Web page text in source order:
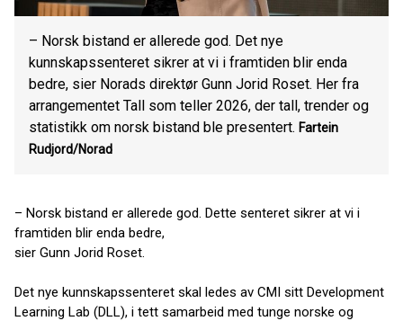
– Norsk bistand er allerede god. Det nye
kunnskapssenteret sikrer at vi i framtiden blir enda
bedre, sier Norads direktør Gunn Jorid Roset. Her fra
arrangementet Tall som teller 2026, der tall, trender og
statistikk om norsk bistand ble presentert. Fartein
Rudjord/Norad
– Norsk bistand er allerede god. Dette senteret sikrer at vi i
framtiden blir enda bedre,
sier Gunn Jorid Roset.
Det nye kunnskapssenteret skal ledes av CMI sitt Development
Learning Lab (DLL), i tett samarbeid med tunge norske og